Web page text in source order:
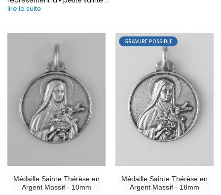
lire la suite
Médaille Sainte Thérèse en
Argent Massif - 10mm
GRAVURE POSSIBLE
Médaille Sainte Thérèse en
Argent Massif - 18mm
€6.00
€15.00 €13.50
-30%
€10.00 €7.00
€12.00 €9.60